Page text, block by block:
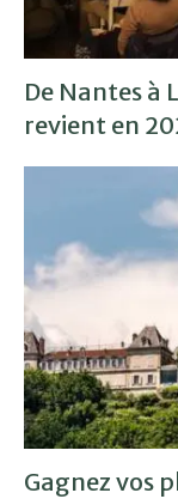
De Nantes à
revient en
Gagnez vos